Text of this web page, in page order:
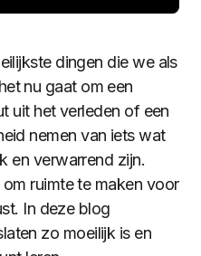
dingen die we als
nu gaat om een
uit het verleden of een
nemen van iets wat
en verwarrend zijn.
ruimte te maken voor
In deze blog
zo moeilijk is en